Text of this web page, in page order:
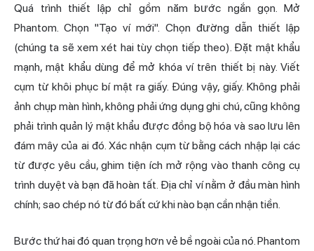
Quá trình thiết lập chỉ gồm năm bước ngắn gọn. Mở
Phantom. Chọn "Tạo ví mới". Chọn đường dẫn thiết lập
(chúng ta sẽ xem xét hai tùy chọn tiếp theo). Đặt mật khẩu
mạnh, mật khẩu dùng để mở khóa ví trên thiết bị này. Viết
cụm từ khôi phục bí mật ra giấy. Đúng vậy, giấy. Không phải
ảnh chụp màn hình, không phải ứng dụng ghi chú, cũng không
phải trình quản lý mật khẩu được đồng bộ hóa và sao lưu lên
đám mây của ai đó. Xác nhận cụm từ bằng cách nhập lại các
từ được yêu cầu, ghim tiện ích mở rộng vào thanh công cụ
trình duyệt và bạn đã hoàn tất. Địa chỉ ví nằm ở đầu màn hình
chính; sao chép nó từ đó bất cứ khi nào bạn cần nhận tiền.
Bước thứ hai đó quan trọng hơn vẻ bề ngoài của nó. Phantom